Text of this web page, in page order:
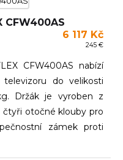
CFW400AS
6 117 Kč
245 €
CFW400AS nabízí
do velikosti
Držák je vyroben z
čtyři otočné klouby pro
zámek proti